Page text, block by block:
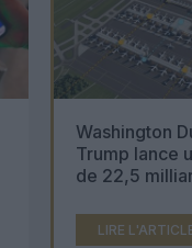
Washington
Trump lance
de 22,5
LIRE